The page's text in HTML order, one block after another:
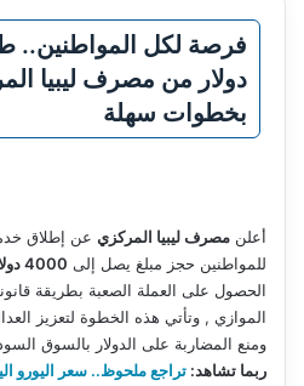
بخطوات سهلة
أعلن مصرف ليبيا المركزي عن إطلاق
للمواطنين حجز مبلغ يصل إلى 4000 دولار أمريكي
الحصول على العملة الصعبة بطريقة
الموازي , وتأتي هذه الخطوة لتعزيز
ومنع المضاربة على الدولار بالسوق
ربما تشاهد: